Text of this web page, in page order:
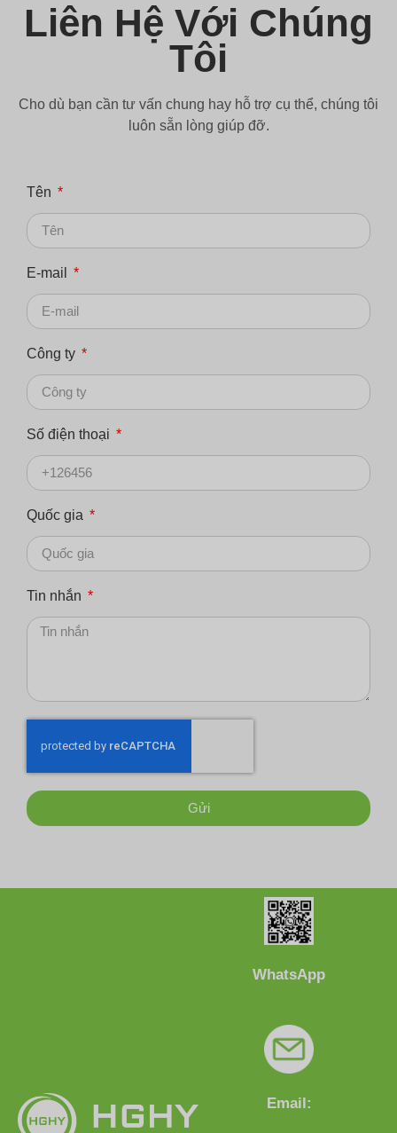
Liên Hệ Với Chúng
Tôi
Cho dù bạn cần tư vấn chung hay hỗ trợ cụ thể, chúng tôi
luôn sẵn lòng giúp đỡ.
Tên
E-mail
Công ty
Số điện thoại
Quốc gia
Tin nhắn
Gửi
WhatsApp
Email: